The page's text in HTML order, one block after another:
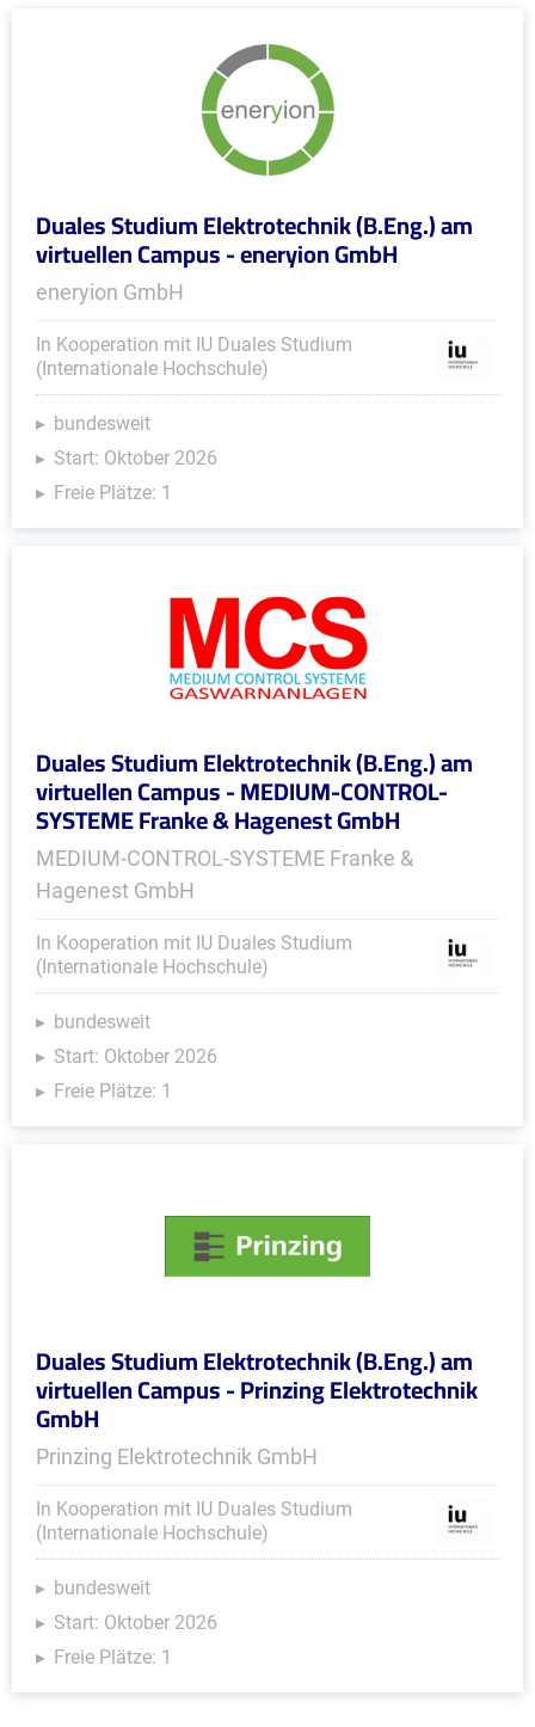
Duales Studium Elektrotechnik (B.Eng.) am
virtuellen Campus - eneryion GmbH
eneryion GmbH
In Kooperation mit IU Duales Studium
(Internationale Hochschule)
bundesweit
Start: Oktober 2026
Freie Plätze: 1
Duales Studium Elektrotechnik (B.Eng.) am
virtuellen Campus - MEDIUM-CONTROL-
SYSTEME Franke & Hagenest GmbH
MEDIUM-CONTROL-SYSTEME Franke &
Hagenest GmbH
In Kooperation mit IU Duales Studium
(Internationale Hochschule)
bundesweit
Start: Oktober 2026
Freie Plätze: 1
Duales Studium Elektrotechnik (B.Eng.) am
virtuellen Campus - Prinzing Elektrotechnik
GmbH
Prinzing Elektrotechnik GmbH
In Kooperation mit IU Duales Studium
(Internationale Hochschule)
bundesweit
Start: Oktober 2026
Freie Plätze: 1